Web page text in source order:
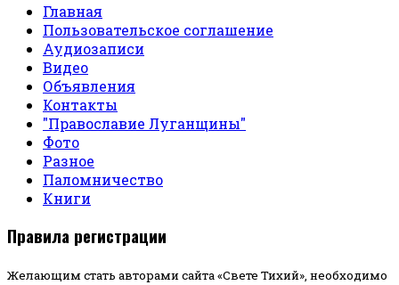
Главная
Пользовательское соглашение
Аудиозаписи
Видео
Объявления
Контакты
"Православие Луганщины"
Фото
Разное
Паломничество
Книги
Правила регистрации
Желающим стать авторами сайта «Свете Тихий», необходимо